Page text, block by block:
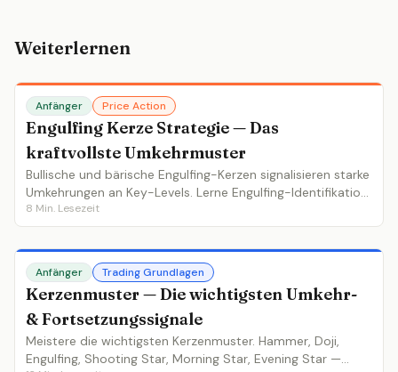
Weiterlernen
Anfänger Price Action
Engulfing Kerze Strategie — Das
kraftvollste Umkehrmuster
Bullische und bärische Engulfing-Kerzen signalisieren starke
Umkehrungen an Key-Levels. Lerne Engulfing-Identifikation,
Kontextanforderungen und Ein-/Ausstiegsstrategien.
8 Min. Lesezeit
Anfänger Trading Grundlagen
Kerzenmuster — Die wichtigsten Umkehr-
& Fortsetzungssignale
Meistere die wichtigsten Kerzenmuster. Hammer, Doji,
Engulfing, Shooting Star, Morning Star, Evening Star —